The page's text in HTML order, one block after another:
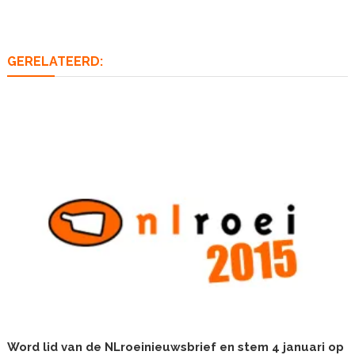
GERELATEERD:
Word lid van de NLroeinieuwsbrief en stem 4 januari op